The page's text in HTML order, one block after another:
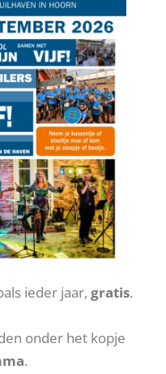
ieder jaar, gratis.
onder het kopje
.